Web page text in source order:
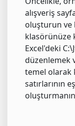
alışveriş
oluşturun ve
klasörünüze
Excel'deki
düzenlemek
temel olarak
satırlarının